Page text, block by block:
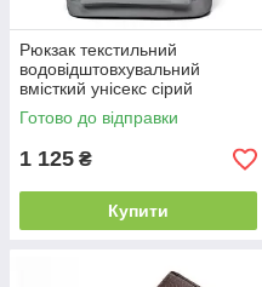
Рюкзак текстильний
водовідштовхувальний
вмісткий унісекс сірий
Готово до відправки
1 125 ₴
Купити